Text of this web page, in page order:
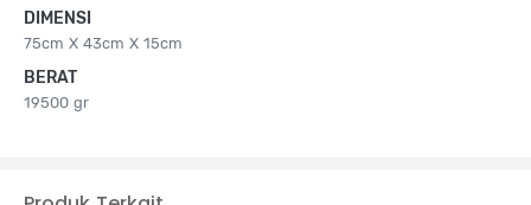
DIMENSI
75cm X 43cm X 15cm
BERAT
19500 gr